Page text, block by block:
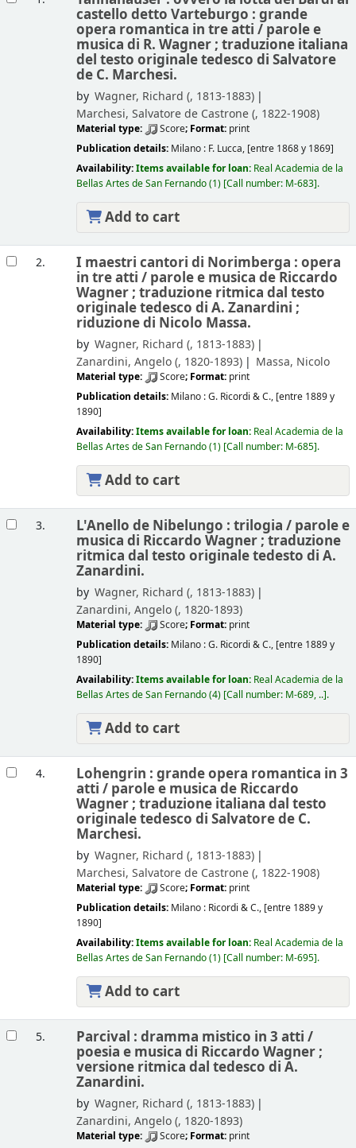
castello detto Varteburgo : grande
opera romantica in tre atti / parole e
musica di R. Wagner ; traduzione italiana
del testo originale tedesco di Salvatore
de C. Marchesi.
by Wagner, Richard (, 1813-1883)
Marchesi, Salvatore de Castrone (, 1822-1908)
Material type: Score; Format: print
Publication details: Milano : F. Lucca, [entre 1868 y 1869]
Availability:Items available for loan: Real Academia de la
Bellas Artes de San Fernando(1) Call number: M-683 .
Add to cart
2. I maestri cantori di Norimberga : opera
in tre atti / parole e musica de Riccardo
Wagner ; traduzione ritmica dal testo
originale tedesco di A. Zanardini ;
riduzione di Nicolo Massa.
by Wagner, Richard (, 1813-1883)
Zanardini, Angelo (, 1820-1893) Massa, Nicolo
Material type: Score; Format: print
Publication details: Milano :G. Ricordi & C., [entre 1889 y
1890]
Availability:Items available for loan: Real Academia de la
Bellas Artes de San Fernando(1) Call number: M-685 .
Add to cart
3. L'Anello de Nibelungo : trilogia / parole e
musica di Riccardo Wagner ; traduzione
ritmica dal testo originale tedesto di A.
Zanardini.
by Wagner, Richard (, 1813-1883)
Zanardini, Angelo (, 1820-1893)
Material type: Score; Format: print
Publication details: Milano :G. Ricordi & C., [entre 1889 y
1890]
Availability:Items available for loan: Real Academia de la
Bellas Artes de San Fernando(4) Call number: M-689, .. .
Add to cart
4. Lohengrin : grande opera romantica in 3
atti / parole e musica de Riccardo
Wagner ; traduzione italiana dal testo
originale tedesco di Salvatore de C.
Marchesi.
by Wagner, Richard (, 1813-1883)
Marchesi, Salvatore de Castrone (, 1822-1908)
Material type: Score; Format: print
Publication details: Milano : Ricordi & C., [entre 1889 y
1890]
Availability:Items available for loan: Real Academia de la
Bellas Artes de San Fernando(1) Call number: M-695 .
Add to cart
5. Parcival : dramma mistico in 3 atti /
poesia e musica di Riccardo Wagner ;
versione ritmica dal tedesco di A.
Zanardini.
by Wagner, Richard (, 1813-1883)
Zanardini, Angelo (, 1820-1893)
Material type: Score; Format: print